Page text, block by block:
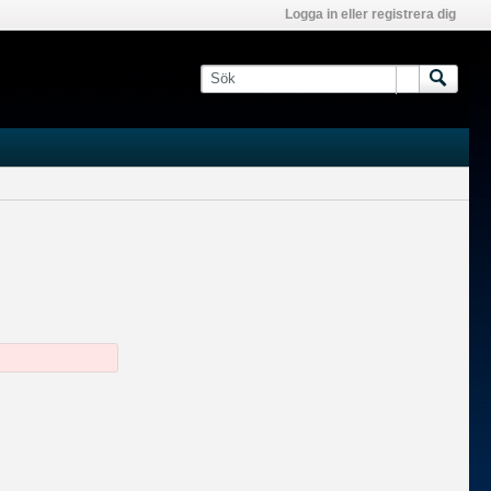
Logga in eller registrera dig